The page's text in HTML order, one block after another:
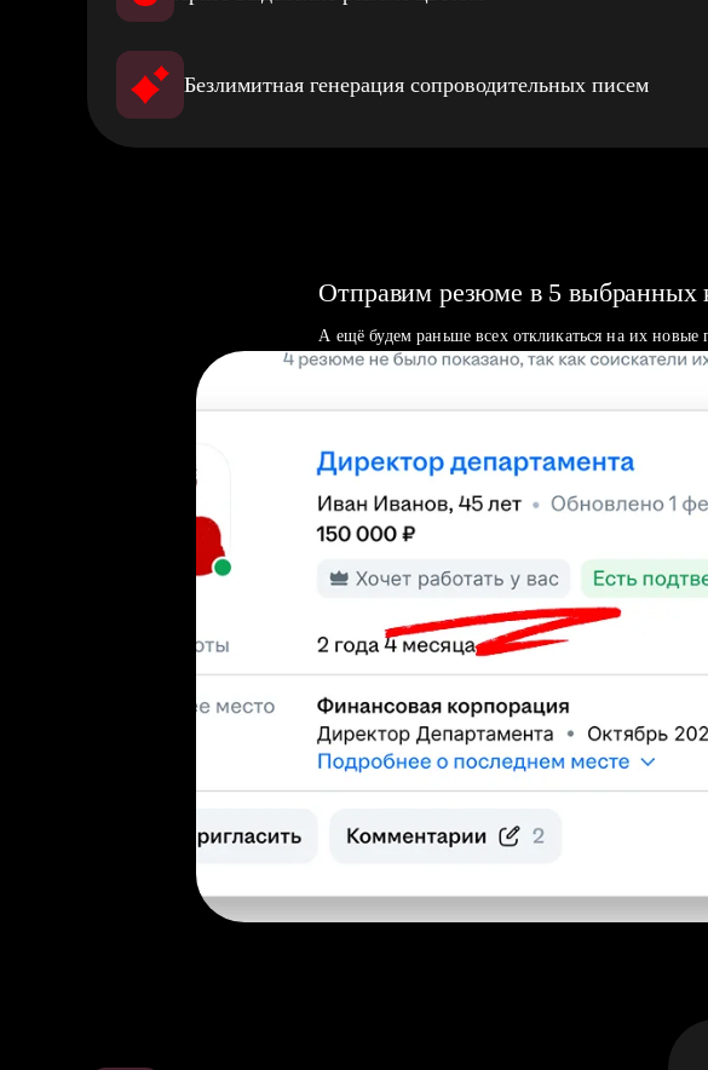
Безлимитная генерация сопроводительных писем
Отправим резюме в 5 выбранных
А ещё будем раньше всех откликаться на их